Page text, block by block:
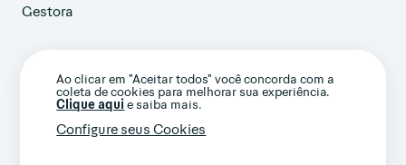
Ao clicar em "Aceitar todos" você concorda com a
coleta de cookies para melhorar sua experiência.
Clique aqui e saiba mais.
Configure seus Cookies
Gestora
customer@avenue.us
+1 786-220-7233
(Ligação internacional)